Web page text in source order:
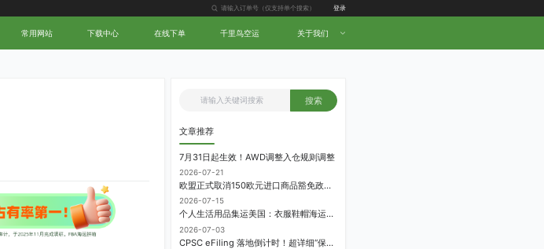
登录
常用网站 下载中心 在线下单 千里鸟空运 关于我们
搜索
文章推荐
7月31日起生效！AWD调整入仓规则调整
2026-07-21
欧盟正式取消150欧元进口商品豁免政策，每件加征3欧元进口关税
2026-07-15
个人生活用品集运美国：衣服鞋帽海运计费方式
2026-07-03
CPSC eFiling 落地倒计时！超详细“保姆级”实操指南来了！